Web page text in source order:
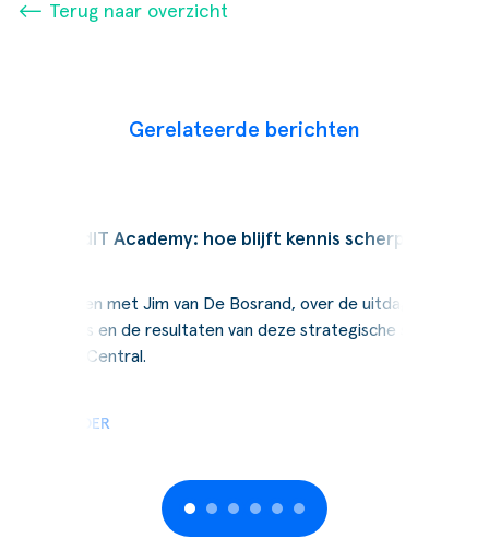
⟵ Terug naar overzicht
Gerelateerde berichten
SucceedIT Academy: hoe blijft kennis scherp
Wij spraken met Jim van De Bosrand, over de uitdagingen,
de keuzes en de resultaten van deze strategische stap naar
Business Central.
LEES VERDER